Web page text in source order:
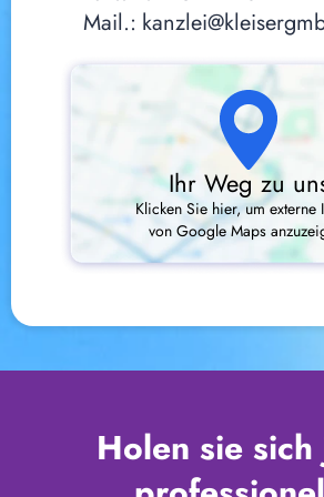
Mail.:
Ihr Weg zu
Klicken Sie hier, um externe
von Google Maps
Holen sie